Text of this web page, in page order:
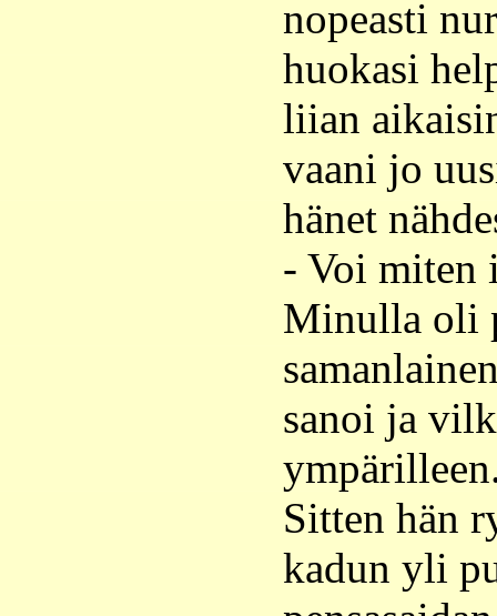
nopeasti
huokasi
liian
vaani jo
hänet
- Voi miten
Minulla oli
sanoi ja
Sitten hän
kadun yli